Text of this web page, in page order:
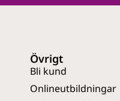
Övrigt
Bli kund
Onlineutbildningar